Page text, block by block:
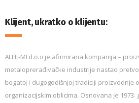
Klijent, ukratko o klijentu:
ALFE-MI d.o.o je afirmirana kompanija –
metaloprerađivačke industrije nastao
bogatoj i dugogodišnjoj tradiciji proizvodnje
organizacijskim oblicima. Osnovana je